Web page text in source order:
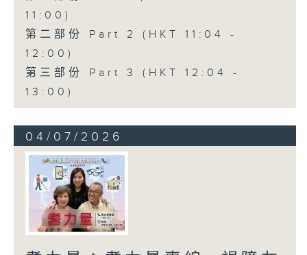
11:00)
第二部份 Part 2 (HKT 11:04 -
12:00)
第三部份 Part 3 (HKT 12:04 -
13:00)
04/07/2026